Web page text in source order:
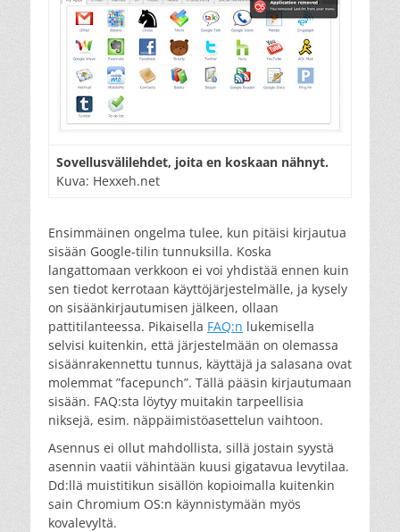
Sovellusvälilehdet, joita en koskaan nähnyt.
Kuva: Hexxeh.net
Ensimmäinen ongelma tulee, kun pitäisi kirjautua
sisään Google-tilin tunnuksilla. Koska
langattomaan verkkoon ei voi yhdistää ennen kuin
sen tiedot kerrotaan käyttöjärjestelmälle, ja kysely
on sisäänkirjautumisen jälkeen, ollaan
pattitilanteessa. Pikaisella FAQ:n lukemisella
selvisi kuitenkin, että järjestelmään on olemassa
sisäänrakennettu tunnus, käyttäjä ja salasana ovat
molemmat ”facepunch”. Tällä pääsin kirjautumaan
sisään. FAQ:sta löytyy muitakin tarpeellisia
niksejä, esim. näppäimistöasettelun vaihtoon.
Asennus ei ollut mahdollista, sillä jostain syystä
asennin vaatii vähintään kuusi gigatavua levytilaa.
Dd:llä muistitikun sisällön kopioimalla kuitenkin
sain Chromium OS:n käynnistymään myös
kovalevyltä.